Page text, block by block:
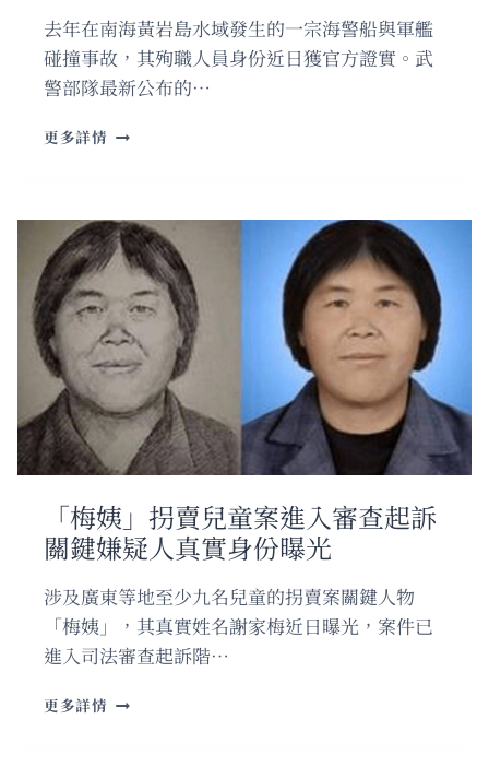
去年在南海黃岩島水域發生的一宗海警船與軍艦
碰撞事故，其殉職人員身份近日獲官方證實。武
警部隊最新公布的…
更多詳情
發
生
海
船
與
軍
碰
撞
故
名
殉
職
人
員
追
「忠
「梅姨」拐賣兒童案進入審查起訴
關鍵嫌疑人真實身份曝光
涉及廣東等地至少九名兒童的拐賣案關鍵人物
「梅姨」，其真實姓名謝家梅近日曝光，案件已
進入司法審查起訴階…
更多詳情 「梅